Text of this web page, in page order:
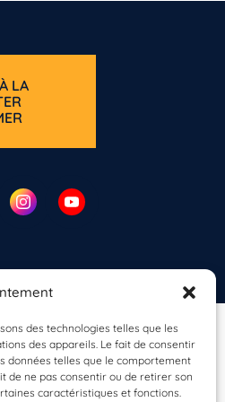
des technologies telles que les
des appareils. Le fait de consentir
données telles que le comportement
de ne pas consentir ou de retirer son
caractéristiques et fonctions.
LA